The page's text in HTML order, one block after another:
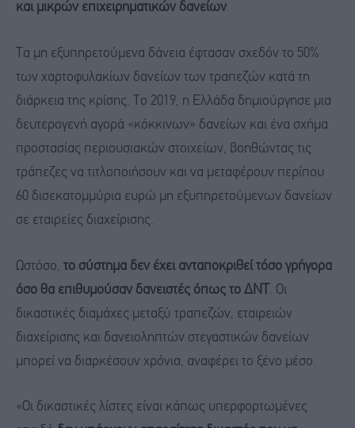
και μικρών επιχειρηματικών δανείων.
Τα μη εξυπηρετούμενα δάνεια έφτασαν σχεδόν το 50%
των χαρτοφυλακίων δανείων των τραπεζών κατά τη
διάρκεια της κρίσης. Το 2019, η Ελλάδα δημιούργησε μια
δευτερογενή αγορά «κόκκινων» δανείων και ένα σχήμα
προστασίας περιουσιακών στοιχείων, βοηθώντας τις
τράπεζες να τιτλοποιήσουν και να μεταφέρουν περίπου
60 δισεκατομμύρια ευρώ μη εξυπηρετούμενων δανείων
σε εταιρείες διαχείρισης.
Ωστόσο, το σύστημα δεν έχει ανταποκριθεί τόσο γρήγορα
όσο θα επιθυμούσαν δανειστές όπως το ΔΝΤ . Οι
δικαστικές διαμάχες μεταξύ τραπεζών, εταιρειών
διαχείρισης και δανειοληπτών στεγαστικών δανείων
μπορεί να διαρκέσουν χρόνια, αναφέρει το ξένο μέσο.
«Οι δικαστικές λίστες είναι κάπως υπερφορτωμένες